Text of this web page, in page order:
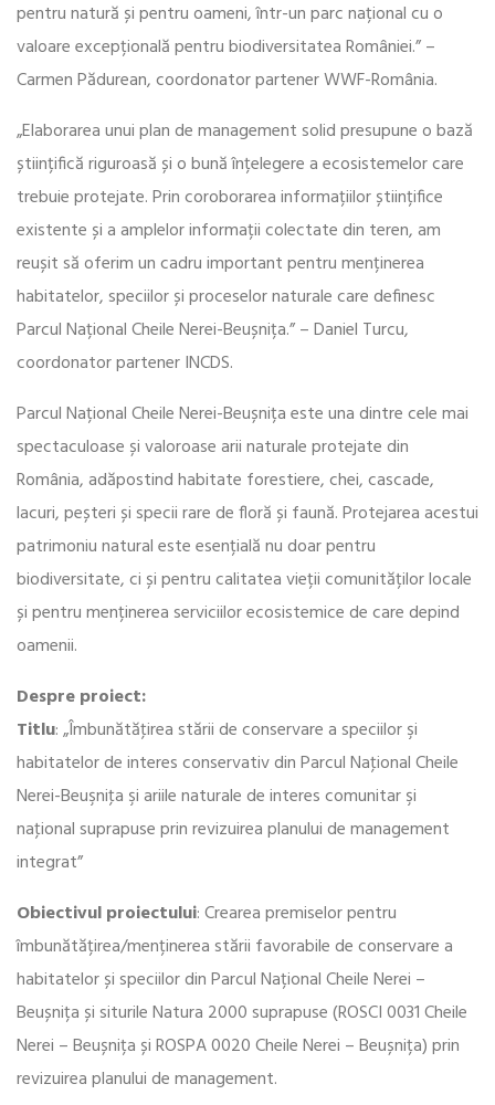
pentru natură și pentru oameni, într-un parc național cu o
valoare excepțională pentru biodiversitatea României.” –
Carmen Pădurean, coordonator partener WWF-România.
„Elaborarea unui plan de management solid presupune o bază
științifică riguroasă și o bună înțelegere a ecosistemelor care
trebuie protejate. Prin coroborarea informațiilor științifice
existente și a amplelor informații colectate din teren, am
reușit să oferim un cadru important pentru menținerea
habitatelor, speciilor și proceselor naturale care definesc
Parcul Național Cheile Nerei-Beușnița.” – Daniel Turcu,
coordonator partener INCDS.
Parcul Național Cheile Nerei-Beușnița este una dintre cele mai
spectaculoase și valoroase arii naturale protejate din
România, adăpostind habitate forestiere, chei, cascade,
lacuri, peșteri și specii rare de floră și faună. Protejarea acestui
patrimoniu natural este esențială nu doar pentru
biodiversitate, ci și pentru calitatea vieții comunităților locale
și pentru menținerea serviciilor ecosistemice de care depind
oamenii.
Despre proiect:
Titlu: „Îmbunătăţirea stării de conservare a speciilor şi
habitatelor de interes conservativ din Parcul Naţional Cheile
Nerei-Beuşniţa şi ariile naturale de interes comunitar şi
naţional suprapuse prin revizuirea planului de management
integrat”
Obiectivul proiectului: Crearea premiselor pentru
îmbunătățirea/menținerea stării favorabile de conservare a
habitatelor și speciilor din Parcul Național Cheile Nerei –
Beușnița și siturile Natura 2000 suprapuse (ROSCI 0031 Cheile
Nerei – Beușnița și ROSPA 0020 Cheile Nerei – Beușnița) prin
revizuirea planului de management.